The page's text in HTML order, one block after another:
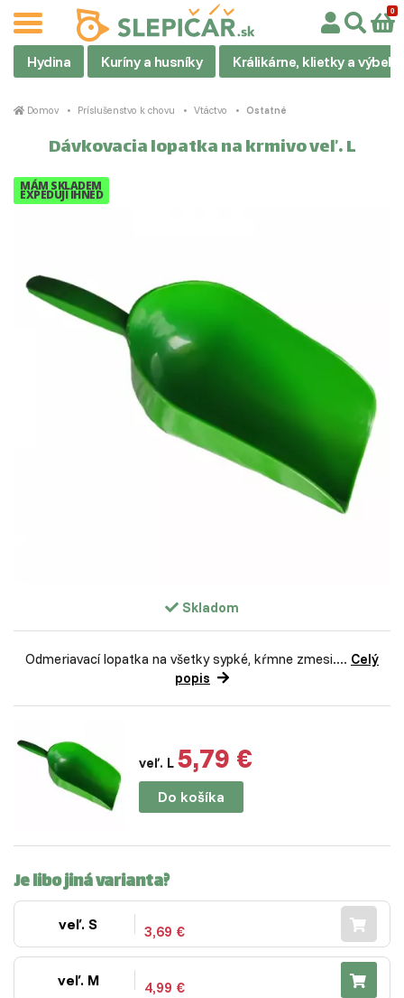
Hydina Kuríny a husníky Králikárne, klietky a výbehy
Domov Príslušenstvo k chovu Vtáctvo Ostatné
Dávkovacia lopatka na krmivo veľ. L
MÁM SKLADEM
EXPEDUJI IHNED
Skladom
Odmeriavací lopatka na všetky sypké, kŕmne zmesi.... Celý
popis
veľ. L5,79 €
Do košíka
Je libo jiná varianta?
veľ. S 3,69 €
veľ. M 4,99 €